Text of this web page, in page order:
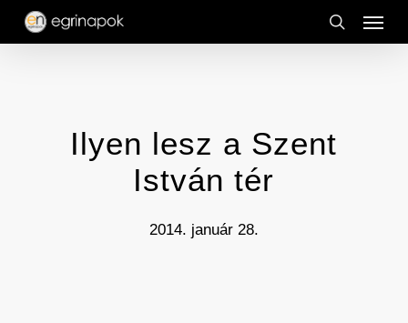
Skip
search
Menu
Ilyen lesz a Szent
István tér
2014. január 28.